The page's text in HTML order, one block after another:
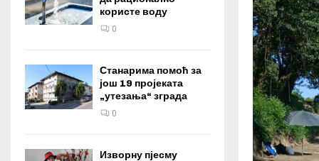
користе воду
0
Станарима помоћ за
још 19 пројеката
„утезања“ зграда
0
Изворну пјесму